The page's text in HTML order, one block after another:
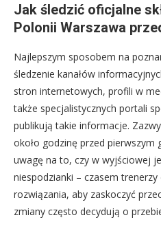
Jak śledzić oficjalne
Polonii Warszawa
Najlepszym sposobem na
śledzenie kanałów
stron internetowych, profili w
także specjalistycznych portali
publikują takie informacje.
około godzinę przed pierwszym
uwagę na to, czy w wyjściowej
niespodzianki – czasem
rozwiązania, aby zaskoczyć
zmiany często decydują o